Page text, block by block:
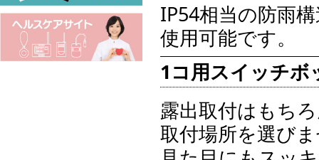
IP54相当の防雨
使用可能です。
1コ用スイッチボ
露出取付はもち
取付場所を選び